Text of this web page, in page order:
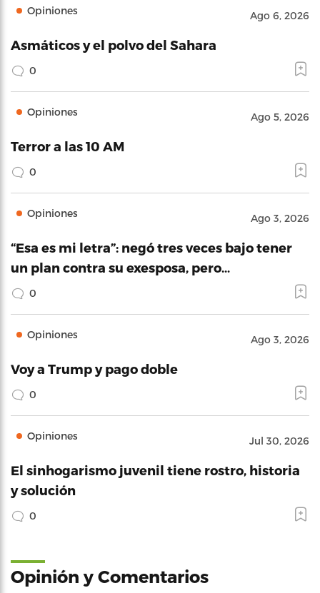
Opiniones Ago 6, 2026
Asmáticos y el polvo del Sahara
0
Opiniones Ago 5, 2026
Terror a las 10 AM
0
Opiniones Ago 3, 2026
“Esa es mi letra”: negó tres veces bajo tener
un plan contra su exesposa, pero…
0
Opiniones Ago 3, 2026
Voy a Trump y pago doble
0
Opiniones Jul 30, 2026
El sinhogarismo juvenil tiene rostro, historia
y solución
0
Opinión y Comentarios